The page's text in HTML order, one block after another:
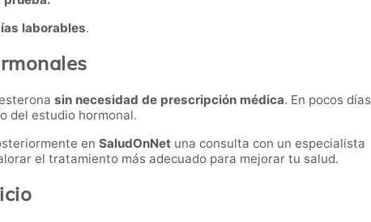
laborables.
sin necesidad de prescripción médica. En pocos días
del estudio hormonal.
en SaludOnNet una consulta con un especialista
el tratamiento más adecuado para mejorar tu salud.